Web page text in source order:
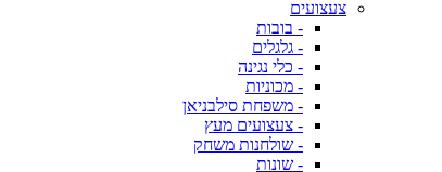
צעצועים
- בובות
- גלגלים
- כלי נגינה
- מכוניות
- משפחת סילבניאן
- צעצועים מעץ
- שולחנות משחק
- שונות